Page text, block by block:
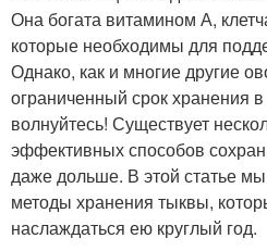
Она богата витамином А,
которые необходимы для
Однако, как и многие другие
ограниченный срок хранения
волнуйтесь! Существует
эффективных способов
даже дольше. В этой статье
методы хранения тыквы,
наслаждаться ею круглый год.